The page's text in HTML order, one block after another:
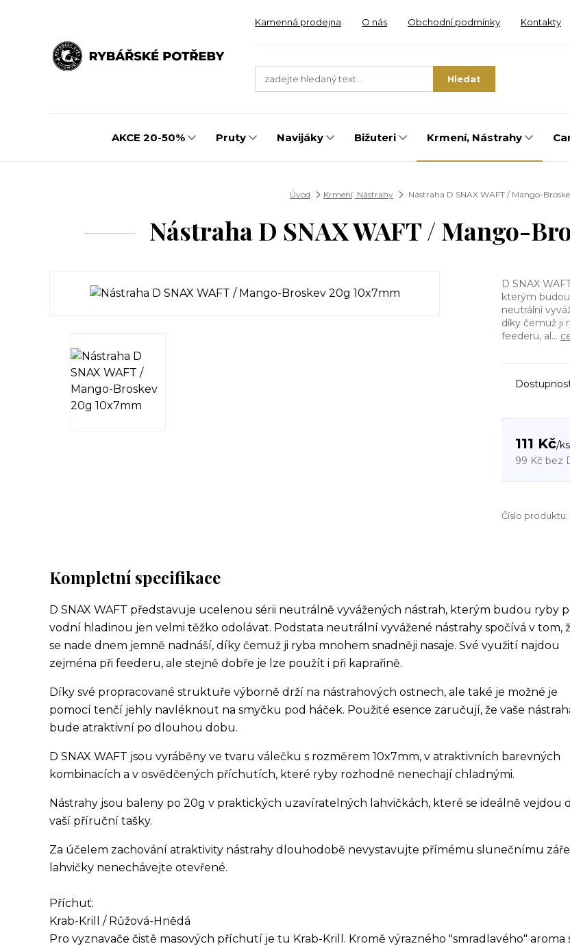
Kamenná prodejna O nás Obchodní podmínky Kontakty
Hledat
AKCE 20-50% Pruty Navijáky Bižuteri Krmení, Nástrahy
Úvod Krmení, Nástrahy Nástraha D SNAX WAFT / Mango-
Nástraha D SNAX WAFT / Mango-
D SNAX
kterým
neutrální
díky čemuž ji
feederu, al...
111 Kč/ks
99 Kč bez
Číslo produktu:
Kompletní specifikace
D SNAX WAFT představuje ucelenou sérii neutrálně vyvážených nástrah, kterým budou ryby
vodní hladinou jen velmi těžko odolávat. Podstata neutrální vyvážené nástrahy spočívá v tom,
se nade dnem jemně nadnáší, díky čemuž ji ryba mnohem snadněji nasaje. Své využití najdou
zejména při feederu, ale stejně dobře je lze použít i při kaprařině.
Díky své propracované struktuře výborně drží na nástrahových ostnech, ale také je možné je
pomocí tenčí jehly navléknout na smyčku pod háček. Použité esence zaručují, že vaše
bude atraktivní po dlouhou dobu.
D SNAX WAFT jsou vyráběny ve tvaru válečku s rozměrem 10x7mm, v atraktivních barevných
kombinacích a v osvědčených příchutích, které ryby rozhodně nenechají chladnými.
Nástrahy jsou baleny po 20g v praktických uzavíratelných lahvičkách, které se ideálně vejdou
vaší příruční tašky.
Za účelem zachování atraktivity nástrahy dlouhodobě nevystavujte přímému slunečnímu
lahvičky nenechávejte otevřené.
Příchuť:
Krab-Krill / Růžová-Hnědá
Pro vyznavače čistě masových příchutí je tu Krab-Krill. Kromě výrazného "smradlavého" aroma